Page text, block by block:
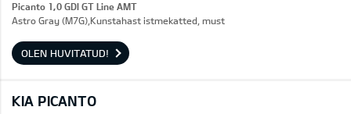
Picanto 1,0 GDI GT Line AMT
Astro Gray (M7G),Kunstahast istmekatted, must
OLEN HUVITATUD!
KIA PICANTO